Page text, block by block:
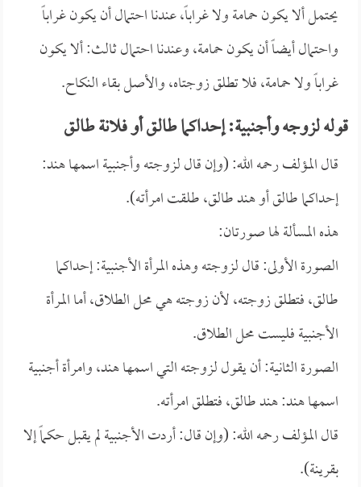
يحتمل ألا يكون حمامة ولا غراباً، عندنا احتمال أن يكون غراباً
واحتمال أيضاً أن يكون حمامة، وعندنا احتمال ثالث: ألا يكون
غراباً ولا حمامة، فلا تطلق زوجتاه، والأصل بقاء النكاح.
قوله لزوجه وأجنبية: إحداكما طالق أو فلانة طالق
قال المؤلف رحمه الله: (وإن قال لزوجته وأجنبية اسمها هند:
إحداكما طالق أو هند طالق، طلقت امرأته).
هذه المسألة لها صورتان:
الصورة الأولى: قال لزوجته وهذه المرأة الأجنبية: إحداكما
طالق، فتطلق زوجته، لأن زوجته هي محل الطلاق، أما المرأة
الأجنبية فليست محل الطلاق.
الصورة الثانية: أن يقول لزوجته التي اسمها هند، وامرأة أجنبية
اسمها هند: هند طالق، فتطلق امرأته.
قال المؤلف رحمه الله: (وإن قال: أردت الأجنبية لم يقبل حكماً إلا
بقرينة).